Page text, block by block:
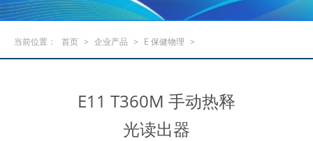
当前位置： 首页 > 企业产品 > E 保健物理 >
E11 T360M 手动热释
光读出器